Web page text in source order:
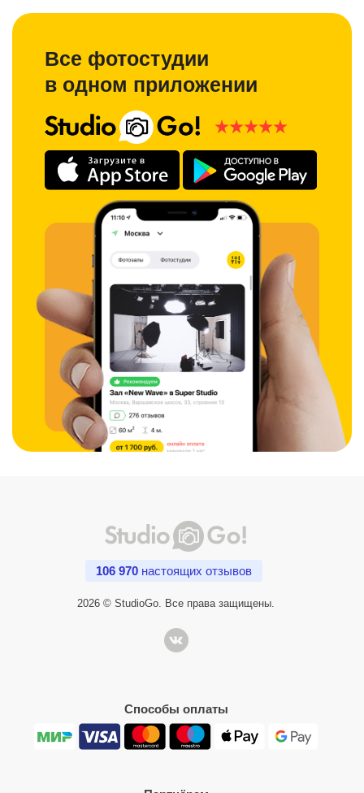
Все фотостудии
в одном приложении
106 970 настоящих отзывов
2026 © StudioGo. Все права защищены.
Способы оплаты